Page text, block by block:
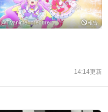
@TVanime_precure 報告
14:14更新